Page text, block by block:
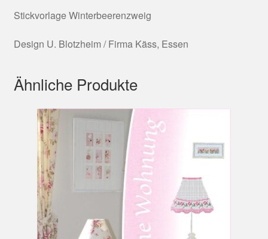
Stickvorlage Winterbeerenzweig
Design U. Blotzheim / Firma Käss, Essen
Ähnliche Produkte